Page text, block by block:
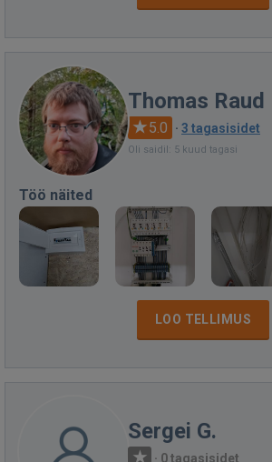
Thomas Raud
5.0 · 3 tagasisidet
Oli saidil: 5 kuud tagasi
Töö näited
LOO TELLIMUS
Sergei G.
· 0 tagasisidet